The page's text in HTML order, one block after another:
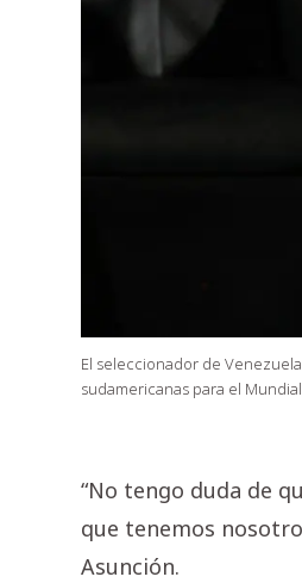
El seleccionador de
sudamericanas para el
“No tengo duda de
que tenemos
Asunción.